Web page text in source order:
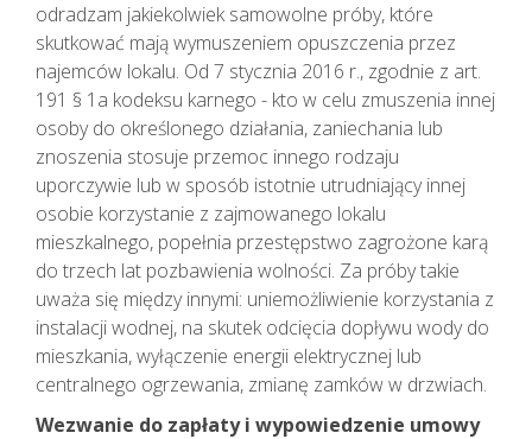
odradzam jakiekolwiek samowolne próby, które
skutkować mają wymuszeniem opuszczenia przez
najemców lokalu. Od 7 stycznia 2016 r., zgodnie z art.
191 § 1a kodeksu karnego - kto w celu zmuszenia innej
osoby do określonego działania, zaniechania lub
znoszenia stosuje przemoc innego rodzaju
uporczywie lub w sposób istotnie utrudniający innej
osobie korzystanie z zajmowanego lokalu
mieszkalnego, popełnia przestępstwo zagrożone karą
do trzech lat pozbawienia wolności. Za próby takie
uważa się między innymi: uniemożliwienie korzystania z
instalacji wodnej, na skutek odcięcia dopływu wody do
mieszkania, wyłączenie energii elektrycznej lub
centralnego ogrzewania, zmianę zamków w drzwiach.
Wezwanie do zapłaty i wypowiedzenie umowy